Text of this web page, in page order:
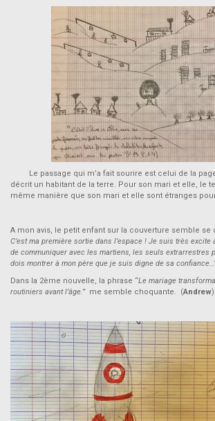
Le passage qui m’a fait sourire est celui de la
décrit un habitant de la terre. Pour son mari et elle, le
même manière que son mari et elle sont étranges
A mon avis, le petit enfant sur la couverture semble se
C’est ma première sortie dans l’espace ! Je suis très excite
de communiquer avec les martiens, les seuls extrarrestres
dois montrer à mon père que je suis digne de sa
Dans la 2ème nouvelle, la phrase “Le mariage
routiniers avant l’âge.” me semble choquante. (Andrew)